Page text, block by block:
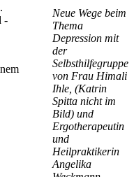
Neue Wege beim
Thema
Depression mit
der
Selbsthilfegruppe
von Frau Himali
Ihle, (Katrin
Spitta nicht im
Bild) und
Ergotherapeutin
und
Heilpraktikerin
Angelika
-